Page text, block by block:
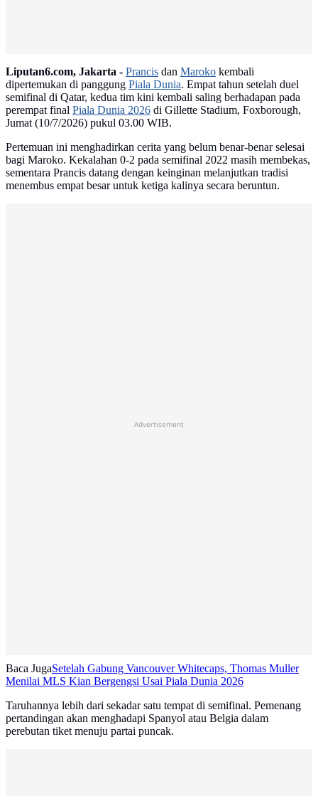
Liputan6.com, Jakarta - Prancis dan Maroko kembali
dipertemukan di panggung Piala Dunia. Empat tahun setelah duel
semifinal di Qatar, kedua tim kini kembali saling berhadapan pada
perempat final Piala Dunia 2026 di Gillette Stadium, Foxborough,
Jumat (10/7/2026) pukul 03.00 WIB.
Pertemuan ini menghadirkan cerita yang belum benar-benar selesai
bagi Maroko. Kekalahan 0-2 pada semifinal 2022 masih membekas,
sementara Prancis datang dengan keinginan melanjutkan tradisi
menembus empat besar untuk ketiga kalinya secara beruntun.
Advertisement
Baca JugaSetelah Gabung Vancouver Whitecaps, Thomas Muller
Menilai MLS Kian Bergengsi Usai Piala Dunia 2026
Taruhannya lebih dari sekadar satu tempat di semifinal. Pemenang
pertandingan akan menghadapi Spanyol atau Belgia dalam
perebutan tiket menuju partai puncak.